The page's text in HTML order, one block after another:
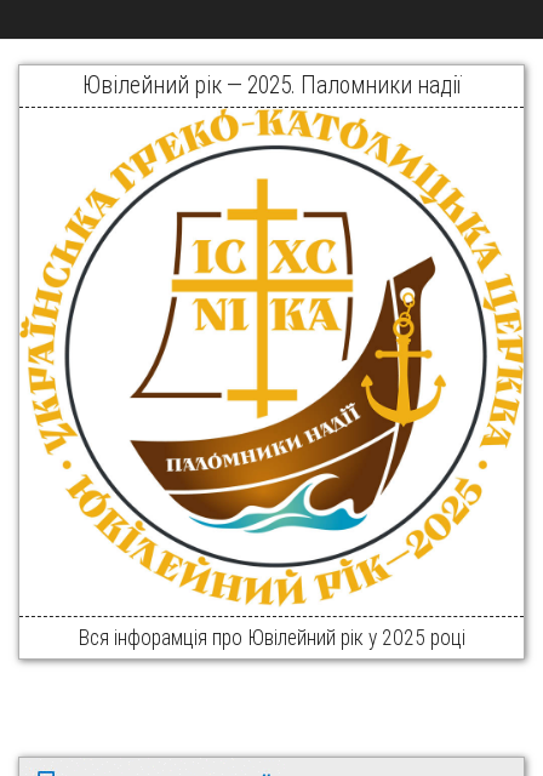
Ювілейний рік — 2025. Паломники надії
Вся інфорамція про Ювілейний рік у 2025 році